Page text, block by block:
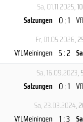
Sa, 01.11.2025,
Salzungen 0 : 1
Fr, 01.05.2026,
VfLMeiningen 5 : 2
Sa, 16.09.2023,
Salzungen 0 : 1
Sa, 23.03.2024,
VfLMeiningen 1 : 3